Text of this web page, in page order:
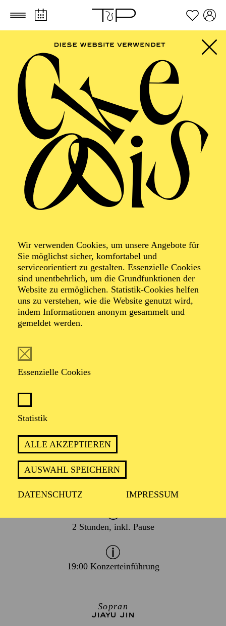
Zum Hauptinhalt springen Zum Footer springen
Wir verwenden Cookies, um unsere Angebote für
Sie möglichst sicher, komfortabel und
serviceorientiert zu gestalten. Essenzielle Cookies
sind unentbehrlich, um die Grundfunktionen der
Website zu ermöglichen. Statistik-Cookies helfen
uns zu verstehen, wie die Website genutzt wird,
indem Informationen anonym gesammelt und
gemeldet werden.
Essenzielle Cookies
Statistik
ALLE AKZEPTIEREN
AUSWAHL SPEICHERN
DATENSCHUTZ IMPRESSUM
ESSENER
PHILHARMONIKER
Komponistinnenfestival "her:voice"
Barocke Opulenz
Werke von Andrea Bernasconi, Anna Amalia von
Preußen, Camilla de Rossi, Julie Pinel, Maddalena
Laura Lombardini Sirmen, Maria Antonia Walpurgis
Wilhelmine von Bayreuth, Élisabeth-Claude Jacquet de
TERMIN
Donnerstag 4. März 2027
2 Stunden, inkl. Pause
19:00 Konzerteinführung
Sopran
JIAYU JIN